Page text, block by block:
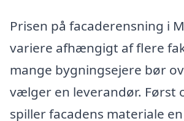
Prisen på facaderensning i
variere afhængigt af flere
mange bygningsejere bør
vælger en leverandør. Først
spiller facadens materiale